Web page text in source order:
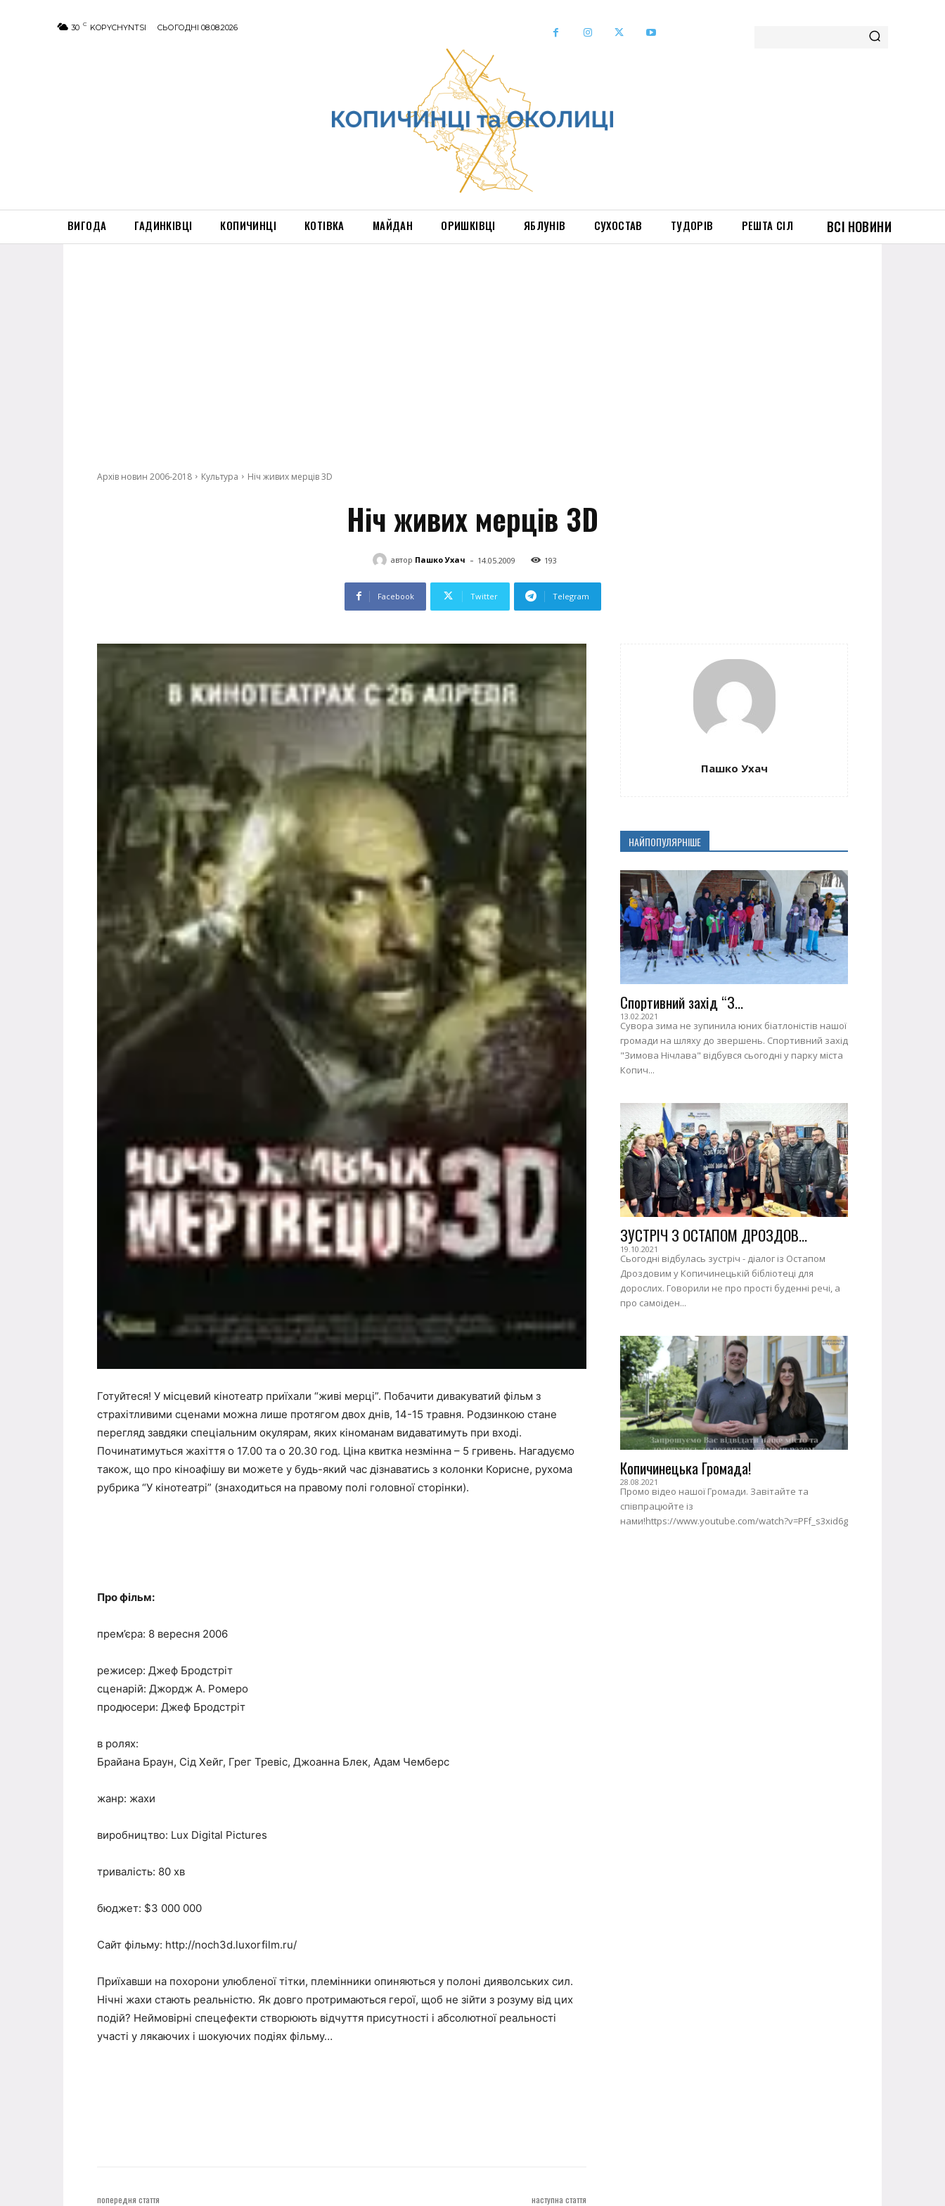
30 C KOPYCHYNTSI СЬОГОДНІ 08.08.2026
ВИГОДА ГАДИНКІВЦІ КОПИЧИНЦІ КОТІВКА МАЙДАН ОРИШКІВЦІ ЯБЛУНІВ СУХОСТАВ ТУДОРІВ РЕШТА СІЛ ВСІ НОВИНИ
Архів новин 2006-2018 Культура Ніч живих мерців 3D
Ніч живих мерців 3D
автор Пашко Ухач - 14.05.2009 193
Facebook Twitter Telegram
Готуйтеся! У місцевий кінотеатр приїхали “живі мерці”. Побачити дивакуватий фільм з
страхітливими сценами можна лише протягом двох днів, 14-15 травня. Родзинкою стане
перегляд завдяки спеціальним окулярам, яких кіноманам видаватимуть при вході.
Починатимуться жахіття о 17.00 та о 20.30 год. Ціна квитка незмінна – 5 гривень. Нагадуємо
також, що про кіноафішу ви можете у будь-який час дізнаватись з колонки Корисне, рухома
рубрика “У кінотеатрі” (знаходиться на правому полі головної сторінки).
Про фільм:
прем’єра: 8 вересня 2006
режисер: Джеф Бродстріт
сценарій: Джордж А. Ромеро
продюсери: Джеф Бродстріт
в ролях:
Брайана Браун, Сід Хейг, Грег Тревіс, Джоанна Блек, Адам Чемберс
жанр: жахи
виробництво: Lux Digital Pictures
тривалість: 80 хв
бюджет: $3 000 000
Сайт фільму: http://noch3d.luxorfilm.ru/
Приїхавши на похорони улюбленої тітки, племінники опиняються у полоні дияволських сил.
Нічні жахи стають реальністю. Як довго протримаються герої, щоб не зійти з розуму від цих
подій? Неймовірні спецефекти створюють відчуття присутності і абсолютної реальності
участі у лякаючих і шокуючих подіях фільму…
попередня стаття наступна стаття
Пашко Ухач
НАЙПОПУЛЯРНІШЕ
Спортивний захід “З...
13.02.2021
Сувора зима не зупинила юних біатлоністів нашої
громади на шляху до звершень. Спортивний захід
"Зимова Нічлава" відбувся сьогодні у парку міста
Копич...
ЗУСТРІЧ З ОСТАПОМ ДРОЗДОВ...
19.10.2021
Сьогодні відбулась зустріч - діалог із Остапом
Дроздовим у Копичинецькій бібліотеці для
дорослих. Говорили не про прості буденні речі, а
про самоіден...
Копичинецька Громада!
28.08.2021
Промо відео нашої Громади. Завітайте та
співпрацюйте із
нами!https://www.youtube.com/watch?v=PFf_s3xid6g